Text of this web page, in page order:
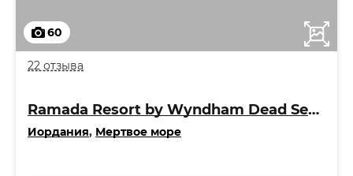
60
22 отзыва
Ramada Resort by Wyndham Dead Sea 4*
Иордания, Мертвое море